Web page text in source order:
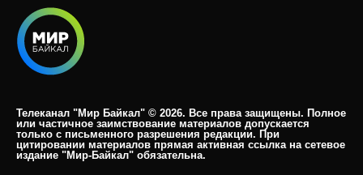
Телеканал "Мир Байкал" © 2026. Все права защищены. Полное
или частичное заимствование материалов допускается
только с письменного разрешения редакции. При
цитировании материалов прямая активная ссылка на сетевое
издание "Мир-Байкал" обязательна.​